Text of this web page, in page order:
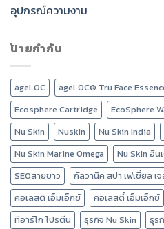
อุปกรณ์ความงาม
ป้ายกำกับ
ageLOC ageLOC® Tru Face
Ecosphere Cartridge
EcoSphere
Nu Skin
Nuskin Nu Skin India
Nu Skin Marine Omega
Nu Skin อิน
SEOสายขาว
กัลวานิค สปา เฟเชี่ยล เ
คอเลสติ เอ็มเอ็กซ์
คอเลสตี้ เอ็มเอ็กซ์
ทีอาร์โก โปรตีน
ธุรกิจ Nu Skin ธุร